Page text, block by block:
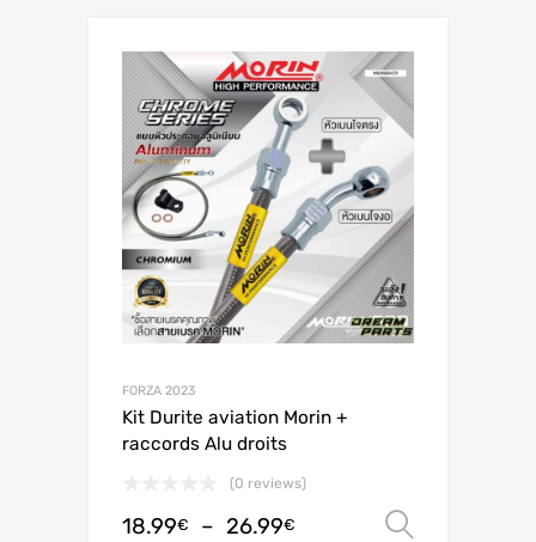
FORZA 2023
Kit Durite aviation Morin +
raccords Alu droits
(0 reviews)
18.99€ – 26.99€